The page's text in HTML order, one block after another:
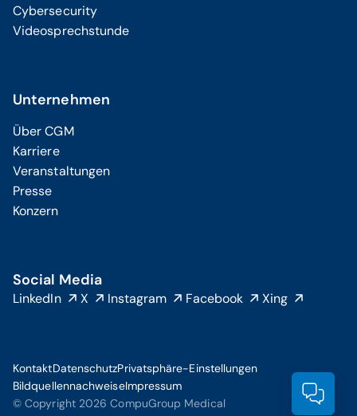
Cybersecurity
Videosprechstunde
Unternehmen
Über CGM
Karriere
Veranstaltungen
Presse
Konzern
Social Media
LinkedIn X Instagram Facebook Xing
© Copyright 2026 CompuGroup Medical
KontaktDatenschutzPrivatsphäre-Einstellungen
BildquellennachweiseImpressum